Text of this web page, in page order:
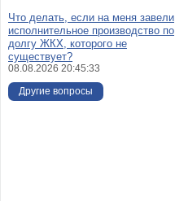
Что делать, если на меня завели
исполнительное производство по
долгу ЖКХ, которого не
существует?
08.08.2026 20:45:33
Другие вопросы